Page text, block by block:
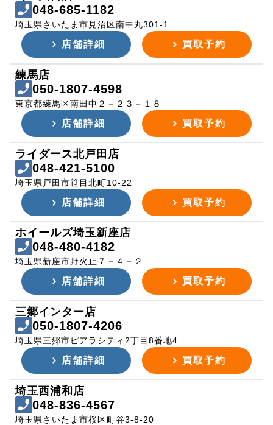
048-685-1182
埼玉県さいたま市見沼区南中丸301-1
店舗詳細 買取予約
練馬店
050-1807-4598
東京都練馬区南田中２－２３－１８
店舗詳細 買取予約
ライダース北戸田店
048-421-5100
埼玉県戸田市笹目北町10-22
店舗詳細 買取予約
ホイールズ埼玉新座店
048-480-4182
埼玉県新座市野火止７－４－２
店舗詳細 買取予約
三郷インター店
050-1807-4206
埼玉県三郷市ピアラシティ2丁目8番地4
店舗詳細 買取予約
埼玉西浦和店
048-836-4567
埼玉県さいたま市桜区町谷3-8-20